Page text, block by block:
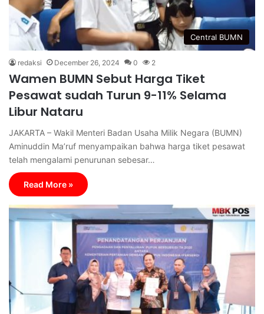
Central BUMN
redaksi December 26, 2024 0 2
Wamen BUMN Sebut Harga Tiket
Pesawat sudah Turun 9-11% Selama
Libur Nataru
JAKARTA – Wakil Menteri Badan Usaha Milik Negara (BUMN)
Aminuddin Ma’ruf menyampaikan bahwa harga tiket pesawat
telah mengalami penurunan sebesar…
Read More »